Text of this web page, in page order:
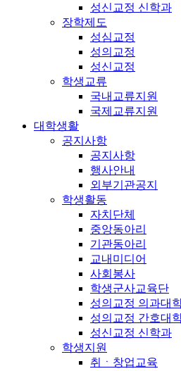
성신교정 신학과
장학제도
성심교정
성의교정
성신교정
학생교류
국내교류지원
국제교류지원
대학생활
공지사항
공지사항
행사안내
외부기관공지
학생활동
자치단체
중앙동아리
기관동아리
교내미디어
사회봉사
학생군사교육단
성의교정 의과대
성의교정 간호대
성신교정 신학과
학생지원
취ㆍ창업교육